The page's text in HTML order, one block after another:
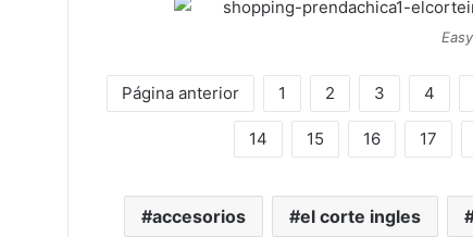
Página anterior 1 2 3 4
14 15 16 17
accesorios el corte ingles